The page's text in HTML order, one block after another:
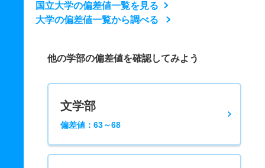
国立大学の偏差値一覧を見る
大学の偏差値一覧から調べる
他の学部の偏差値を確認してみよう
文学部
偏差値：63～68